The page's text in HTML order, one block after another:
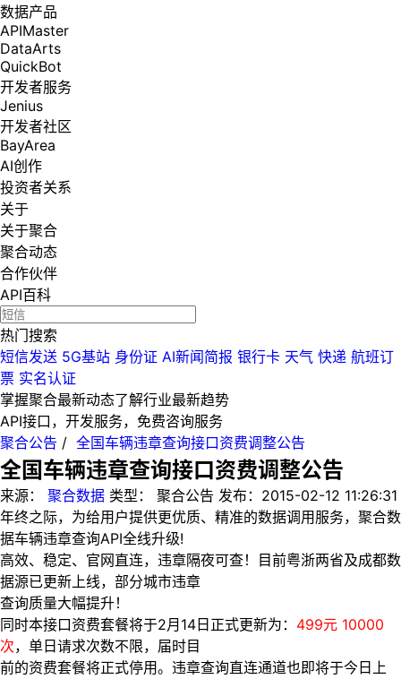
数据产品
APIMaster
DataArts
QuickBot
开发者服务
Jenius
开发者社区
BayArea
AI创作
投资者关系
关于
关于聚合
聚合动态
合作伙伴
API百科
热门搜索
短信发送 5G基站 身份证 AI新闻简报 银行卡 天气 快递 航班订
票 实名认证
掌握聚合最新动态了解行业最新趋势
API接口，开发服务，免费咨询服务
聚合公告 / 全国车辆违章查询接口资费调整公告
全国车辆违章查询接口资费调整公告
来源： 聚合数据 类型： 聚合公告 发布： 2015-02-12 11:26:31
年终之际，为给用户提供更优质、精准的数据调用服务，聚合数
据车辆违章查询API全线升级!
高效、稳定、官网直连，违章隔夜可查！目前粤浙两省及成都数
据源已更新上线，部分城市违章
查询质量大幅提升！
同时本接口资费套餐将于2月14日正式更新为： 499元 10000
次，单日请求次数不限，届时目
前的资费套餐将正式停用。违章查询直连通道也即将于今日上